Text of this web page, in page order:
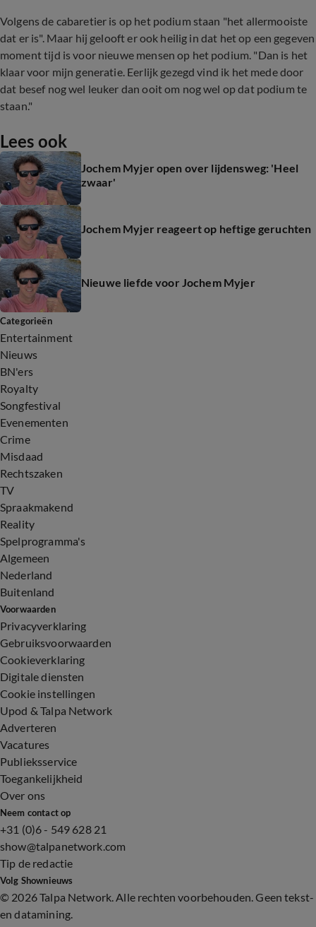
Volgens de cabaretier is op het podium staan "het allermooiste
dat er is". Maar hij gelooft er ook heilig in dat het op een gegeven
moment tijd is voor nieuwe mensen op het podium. "Dan is het
klaar voor mijn generatie. Eerlijk gezegd vind ik het mede door
dat besef nog wel leuker dan ooit om nog wel op dat podium te
staan."
Lees ook
Jochem Myjer open over lijdensweg: 'Heel
zwaar'
Jochem Myjer reageert op heftige geruchten
Nieuwe liefde voor Jochem Myjer
Categorieën
Entertainment
Nieuws
BN'ers
Royalty
Songfestival
Evenementen
Crime
Misdaad
Rechtszaken
TV
Spraakmakend
Reality
Spelprogramma's
Algemeen
Nederland
Buitenland
Voorwaarden
Privacyverklaring
Gebruiksvoorwaarden
Cookieverklaring
Digitale diensten
Cookie instellingen
Upod & Talpa Network
Adverteren
Vacatures
Publieksservice
Toegankelijkheid
Over ons
Neem contact op
+31 (0)6 - 549 628 21
show@talpanetwork.com
Tip de redactie
Volg Shownieuws
© 2026 Talpa Network. Alle rechten voorbehouden. Geen tekst-
en datamining.